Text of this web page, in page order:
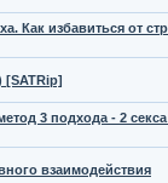
Как избавиться от
[SATRip]
3 подхода - 2
взаимодействия